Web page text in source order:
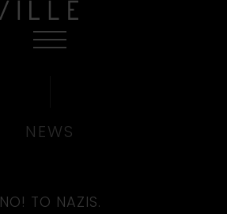
NEWS
NO! TO NAZIS.